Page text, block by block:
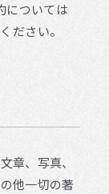
については
ださい。
章、写真、
他一切の著